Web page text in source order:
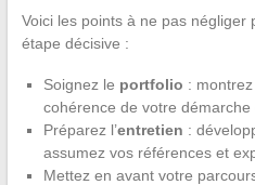
Voici les points à ne pas négliger
étape décisive :
Soignez le portfolio :
cohérence de votre démarche
Préparez l’entretien :
assumez vos références et
Mettez en avant votre